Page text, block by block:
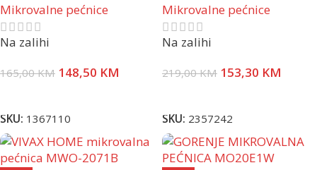
Mikrovalne pećnice
Na zalihi
165,00KM 148,50 KM
SKU: 1367110
Mikrovalne pećnice
Na zalihi
219,00KM 153,30 KM
SKU: 2357242